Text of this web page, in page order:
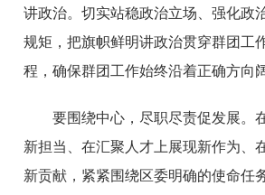
讲政治。切实站稳政治立场、强化政
规矩，把旗帜鲜明讲政治贯穿群团工
程，确保群团工作始终沿着正确方向
要围绕中心，尽职尽责促发展。
新担当、在汇聚人才上展现新作为、
新贡献，紧紧围绕区委明确的使命任